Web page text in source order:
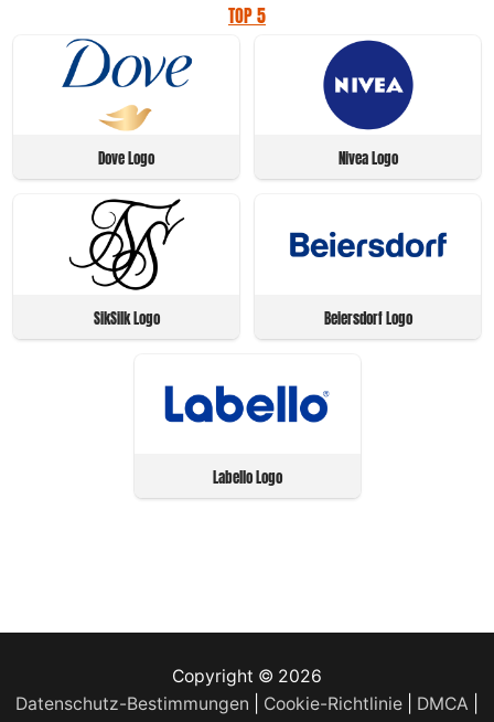
TOP 5
Dove Logo Nivea Logo
SikSilk Logo Beiersdorf Logo
Labello Logo
Copyright © 2026
Datenschutz-Bestimmungen
Cookie-Richtlinie DMCA